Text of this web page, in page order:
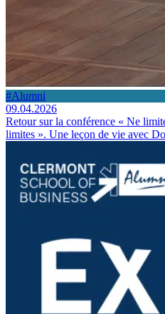
#Alumni
09.04.2026
Retour sur la conférence « Ne
limites ». Une leçon de vie avec